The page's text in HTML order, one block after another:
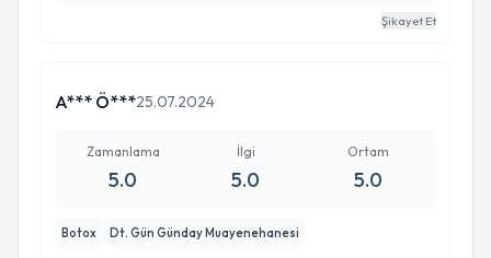
Şikayet Et
A*** Ö***25.07.2024
Zamanlama
5.0
İlgi
5.0
Ortam
5.0
Botox Dt. Gün Günday Muayenehanesi